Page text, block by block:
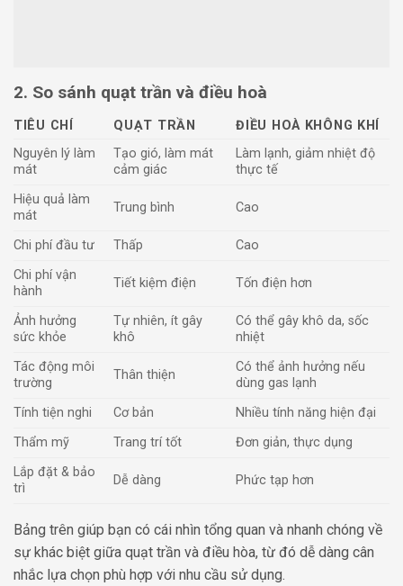
2. So sánh quạt trần và điều hoà
TIÊU CHÍ QUẠT TRẦN
ĐIỀU HOÀ KHÔNG KHÍ
Nguyên lý làm
mát
Tạo gió, làm mát
cảm giác
Làm lạnh, giảm nhiệt độ
thực tế
Hiệu quả làm
mát
Trung bình Cao
Chi phí đầu tư Thấp
Cao
Chi phí vận
hành
Tiết kiệm điện Tốn điện hơn
Ảnh hưởng
sức khỏe
Tự nhiên, ít gây
khô
Có thể gây khô da, sốc
nhiệt
Tác động môi
trường
Thân thiện
Có thể ảnh hưởng nếu
dùng gas lạnh
Tính tiện nghi
Cơ bản
Nhiều tính năng hiện đại
Thẩm mỹ
Trang trí tốt
Đơn giản, thực dụng
Lắp đặt & bảo
trì
Dễ dàng Phức tạp hơn
Bảng trên giúp bạn có cái nhìn tổng quan và nhanh chóng về
sự khác biệt giữa quạt trần và điều hòa, từ đó dễ dàng cân
nhắc lựa chọn phù hợp với nhu cầu sử dụng.